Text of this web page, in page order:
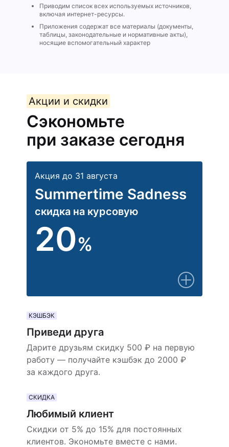
Приводим список всех используемых источников,
включая интернет-ресурсы.
Приложения содержат все материалы (документы,
таблицы, законодательные и нормативные акты),
носящие вспомогательный характер
Акции и скидки
Сэкономьте
при заказе сегодня
Акция до 31 августа
Summertime Sadness
скидка на курсовую
20%
КЭШБЭК
Приведи друга
Дарите друзьям скидку 500 ₽ на первую
работу — получайте кэшбэк до 2000 ₽
за каждого друга.
СКИДКА
Любимый клиент
Скидки от 5% до 15% для постоянных
клиентов. Экономьте вместе с нами.